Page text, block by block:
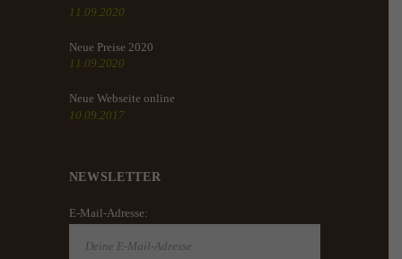
11.09.2020
Neue Preise 2020
11.09.2020
Neue Webseite online
10.09.2017
NEWSLETTER
E-Mail-Adresse: